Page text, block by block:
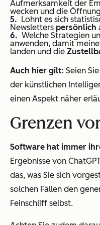
Aufmerksamkeit der
wecken und die
Lohnt es sich
Newsletters persönlich
Welche Strategien
anwenden, damit
landen und die
Auch hier gilt: Seien
der künstlichen
einen Aspekt näher
Grenzen
Software hat immer
Ergebnisse von
das, was Sie sich
solchen Fällen den
Feinschliff selbst.